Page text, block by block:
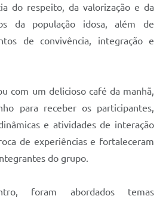
do respeito, da valorização e da
da população idosa, além de
de convivência, integração e
com um delicioso café da manhã,
para receber os participantes,
e atividades de interação
de experiências e fortaleceram
do grupo.
foram abordados temas